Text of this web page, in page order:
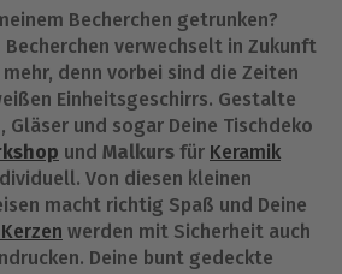
Becherchen getrunken?
Becherchen verwechselt in Zukunft
denn vorbei sind die Zeiten
Einheitsgeschirrs. Gestalte
Gläser und sogar Deine Tischdeko
und Malkurs für Keramik
Von diesen kleinen
macht richtig Spaß und Deine
werden mit Sicherheit auch
Deine bunt gedeckte